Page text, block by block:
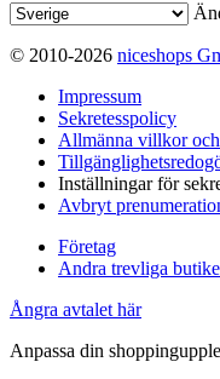
© 2010-2026 niceshops
Impressum
Sekretesspolicy
Allmänna villkor
Inställningar för
Avbryt
Företag
Andra trevliga
Ångra avtalet här
Anpassa din